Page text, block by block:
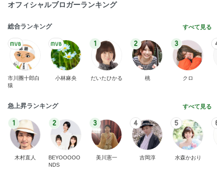
オフィシャルブロガーランキング
総合ランキング すべて見る
市川團十郎白
猿
小林麻央
1
だいたひかる
2
桃
3
クロ
急上昇ランキング すべて見る
1
木村直人
2
BEYOOOOO
NDS
3
美川憲一
4
吉岡淳
5
水森かおり